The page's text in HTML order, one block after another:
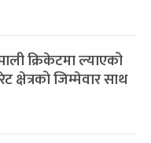
क्रिकेटमा ल्याएको
क्षेत्रको जिम्मेवार साथ